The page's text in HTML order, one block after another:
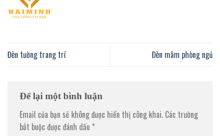
Đèn tường trang trí Đèn mâm phòng ngủ
Để lại một bình luận
Email của bạn sẽ không được hiển thị công khai. Các trường
bắt buộc được đánh dấu *